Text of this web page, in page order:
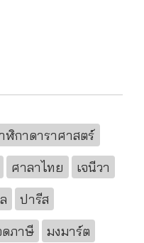
ฬิกาดาราศาสตร์
ศาลาไทย
เจนีวา
ปารีส
ดภาษี
มงมาร์ต